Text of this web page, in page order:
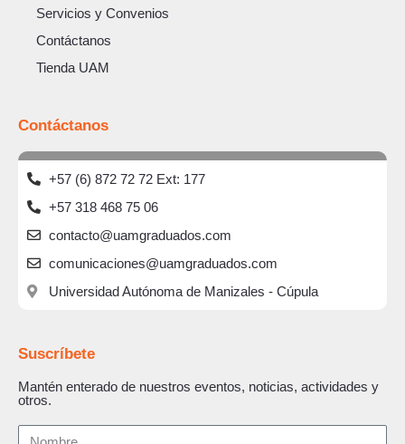
Servicios y Convenios
Contáctanos
Tienda UAM
Contáctanos
+57 (6) 872 72 72 Ext: 177
+57 318 468 75 06
contacto@uamgraduados.com
comunicaciones@uamgraduados.com
Universidad Autónoma de Manizales - Cúpula
Suscríbete
Mantén enterado de nuestros eventos, noticias, actividades y
otros.